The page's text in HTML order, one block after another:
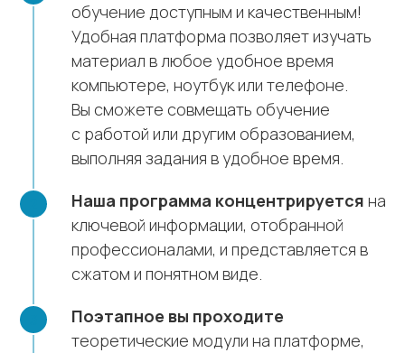
обучение доступным и качественным!
Удобная платформа позволяет изучать
материал в любое удобное время
компьютере, ноутбук или телефоне.
Вы сможете совмещать обучение
с работой или другим образованием,
выполняя задания в удобное время.
Наша программа концентрируется на
ключевой информации, отобранной
профессионалами, и представляется в
сжатом и понятном виде.
Поэтапное вы проходите
теоретические модули на платформе,